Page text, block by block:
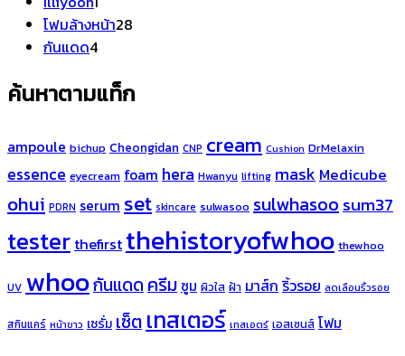
สินค้า
โฟมล้างหน้า28
กันแดด44
ค้นหาตามแท็ก
ampoule bichup Cheongidan CNP cream Cushion DrMelaxin
essence eyecream foam hera Hwanyu lifting mask Medicube
ohui PDRN serum set skincare sulwasoo sulwhasoosum37
tester thefirst thehistoryofwhoo thewhoo
UV whooกันแดดครีม ซูม ผิวใส ฝ้า มาส์ก ริ้วรอย ลดเลือนริ้วรอย
สกินแคร์ หน้าขาว เซรั่มเซ็ต เทสเตอร์ เทสเอตร์ เอสเซนส์ โฟม